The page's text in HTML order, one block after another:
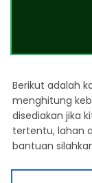
Berikut adalah
menghitung
disediakan jika
tertentu, lahan
bantuan